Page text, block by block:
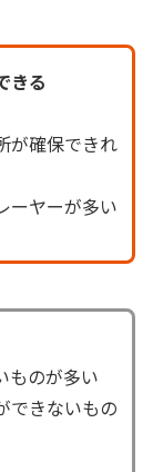
きる
が確保できれ
ーヤーが多い
ものが多い
できないもの